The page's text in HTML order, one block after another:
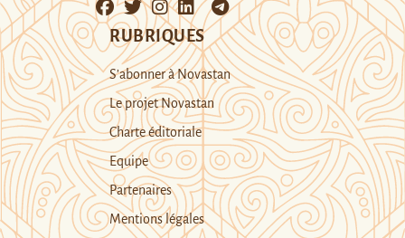
RUBRIQUES
S’abonner à Novastan
Le projet Novastan
Charte éditoriale
Equipe
Partenaires
Mentions légales